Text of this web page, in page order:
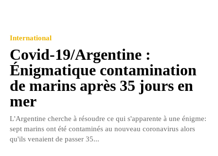
International
Covid-19/Argentine :
Énigmatique contamination
de marins après 35 jours en
mer
L'Argentine cherche à résoudre ce qui s'apparente à une énigme:
sept marins ont été contaminés au nouveau coronavirus alors
qu'ils venaient de passer 35...